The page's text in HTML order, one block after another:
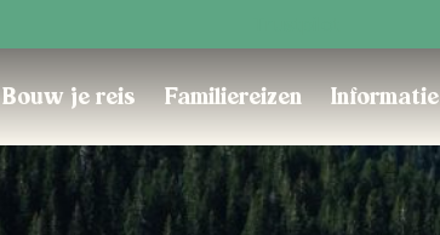
Bouw je reis Familiereizen Informatie